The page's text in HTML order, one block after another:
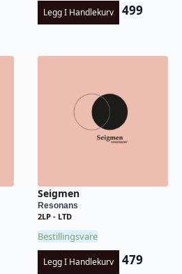
Legg I Handlekurv 499
Seigmen
Resonans
2LP - LTD
Bestillingsvare
Legg I Handlekurv 479